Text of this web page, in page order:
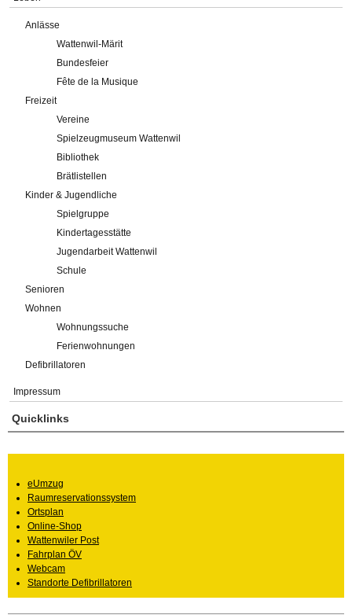
Anlässe
Wattenwil-Märit
Bundesfeier
Fête de la Musique
Freizeit
Vereine
Spielzeugmuseum Wattenwil
Bibliothek
Brätlistellen
Kinder & Jugendliche
Spielgruppe
Kindertagesstätte
Jugendarbeit Wattenwil
Schule
Senioren
Wohnen
Wohnungssuche
Ferienwohnungen
Defibrillatoren
Impressum
Quicklinks
eUmzug
Raumreservationssystem
Ortsplan
Online-Shop
Wattenwiler Post
Fahrplan ÖV
Webcam
Standorte Defibrillatoren